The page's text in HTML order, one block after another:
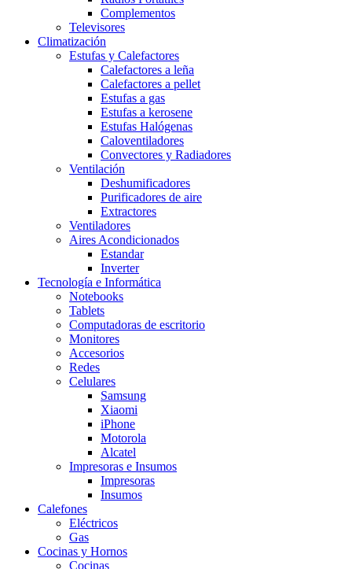
Complementos
Televisores
Climatización
Estufas y Calefactores
Calefactores a leña
Calefactores a pellet
Estufas a gas
Estufas a kerosene
Estufas Halógenas
Caloventiladores
Convectores y Radiadores
Ventilación
Deshumificadores
Purificadores de aire
Extractores
Ventiladores
Aires Acondicionados
Estandar
Inverter
Tecnología e Informática
Notebooks
Tablets
Computadoras de escritorio
Monitores
Accesorios
Redes
Celulares
Samsung
Xiaomi
iPhone
Motorola
Alcatel
Impresoras e Insumos
Impresoras
Insumos
Calefones
Eléctricos
Gas
Cocinas y Hornos
Cocinas